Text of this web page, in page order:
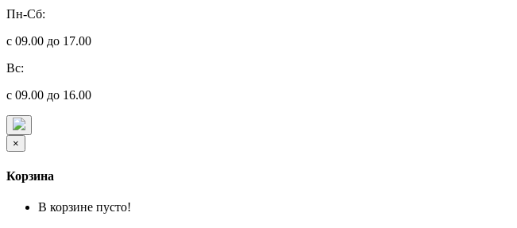
Пн-Сб:
с 09.00 до 17.00
Вс:
с 09.00 до 16.00
×
Корзина
В корзине пусто!